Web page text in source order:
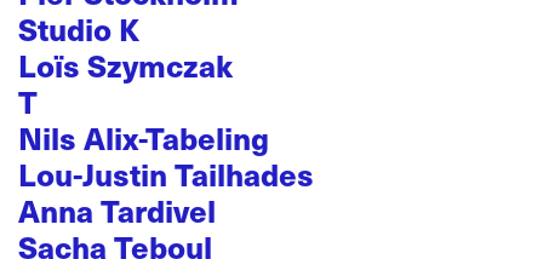
Studio K
Loïs Szymczak
T
Nils Alix-Tabeling
Lou-Justin Tailhades
Anna Tardivel
Sacha Teboul